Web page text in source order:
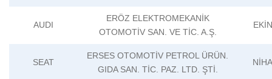
AUDI
ERÖZ ELEKTROMEKANİK
OTOMOTİV SAN. VE TİC. A.Ş.
SEAT
ERSES OTOMOTİV PETROL ÜRÜN.
GIDA SAN. TİC. PAZ. LTD. ŞTİ.